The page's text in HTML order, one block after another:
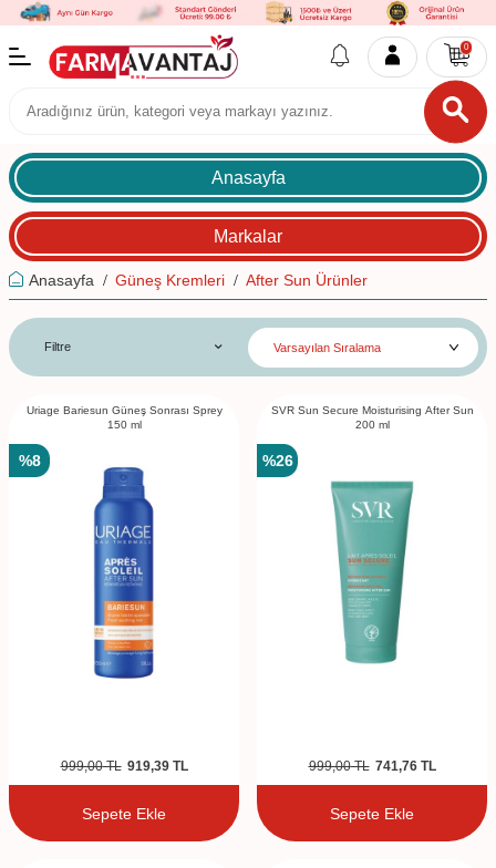
0
Anasayfa
Markalar
Anasayfa Güneş Kremleri After Sun Ürünler
Filtre
Uriage Bariesun Güneş Sonrası Sprey
150 ml
%8
999,00TL 919,39TL
Sepete Ekle
SVR Sun Secure Moisturising After Sun
200 ml
%26
999,00TL 741,76TL
Sepete Ekle